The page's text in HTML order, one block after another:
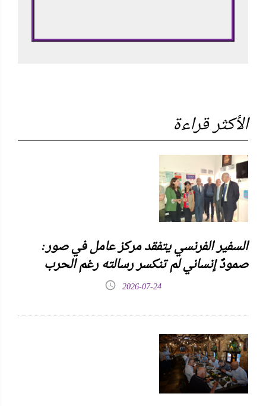
الأكثر قراءة
السفير الفرنسي يتفقد مركز عامل في صور:
صمودٌ إنساني لم تنكسر رسالته رغم الحرب
2026-07-24